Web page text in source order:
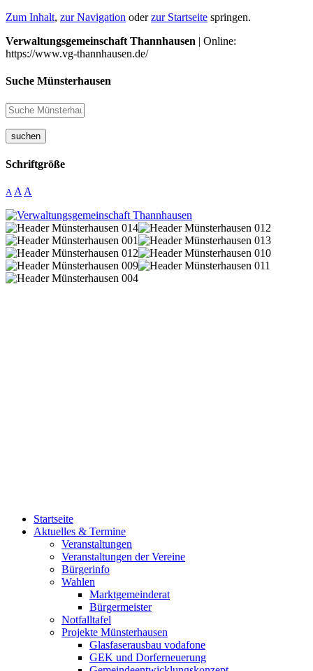
Zum Inhalt, zur Navigation oderzur Startseite springen.
Verwaltungsgemeinschaft Thannhausen | Online:
https://www.vg-thannhausen.de/
Suche Münsterhausen
suchen
Schriftgröße
A A A
Startseite
Aktuelles & Termine
Veranstaltungen
Veranstaltungen der Vereine
Bürgerinfo
Wahlen
Marktgemeinderat
Bürgermeister
Notfalltafel
Projekte Münsterhausen
Glasfaserausbau vodafone
GEK und Dorferneuerung